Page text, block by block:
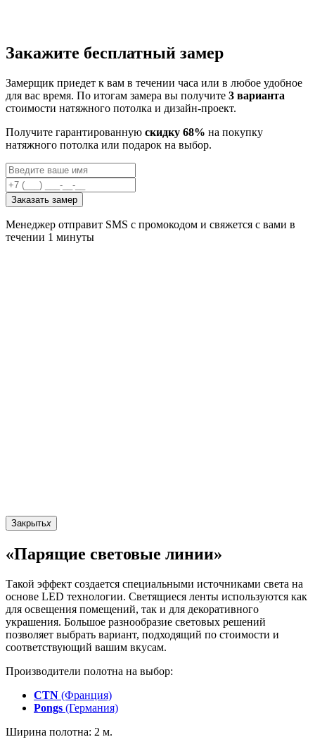
Закажите бесплатный замер
Замерщик приедет к вам в течении часа или в любое удобное
для вас время. По итогам замера вы получите 3 варианта
стоимости натяжного потолка и дизайн-проект.
Получите гарантированную скидку 68% на покупку
натяжного потолка или подарок на выбор.
Заказать замер
Менеджер отправит SMS с промокодом и свяжется с вами в
течении 1 минуты
Закрытьx
«Парящие световые линии»
Такой эффект создается специальными источниками света на
основе LED технологии. Светящиеся ленты используются как
для освещения помещений, так и для декоративного
украшения. Большое разнообразие световых решений
позволяет выбрать вариант, подходящий по стоимости и
соответствующий вашим вкусам.
Производители полотна на выбор:
CTN (Франция)
Pongs (Германия)
Ширина полотна: 2 м.